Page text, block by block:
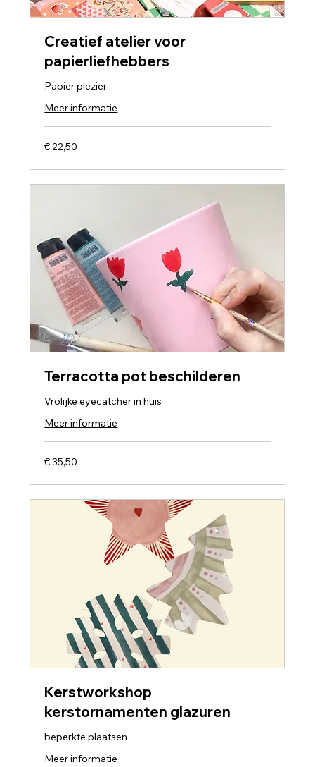
Creatief atelier voor
papierliefhebbers
Papier plezier
Meer informatie
22,50
euro
€ 22,50
Terracotta pot beschilderen
Vrolijke eyecatcher in huis
Meer informatie
35,50
euro
€ 35,50
Kerstworkshop
kerstornamenten glazuren
beperkte plaatsen
Meer informatie